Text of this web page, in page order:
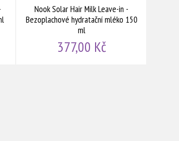
Nook Solar Hair Milk Leave-in -
Bezoplachové hydratační mléko 150
ml
377,00 Kč